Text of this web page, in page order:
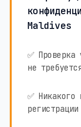
Maldives
✅ Проверка
не
✅ Никакого
регистрации